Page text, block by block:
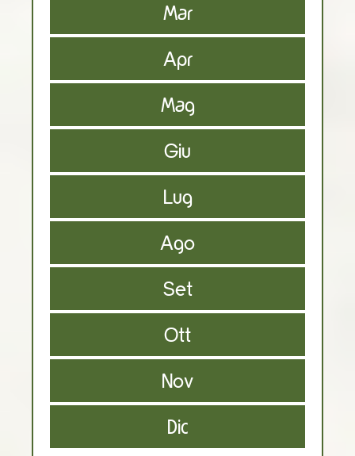
Mar
Apr
Mag
Giu
Lug
Ago
Set
Ott
Nov
Dic